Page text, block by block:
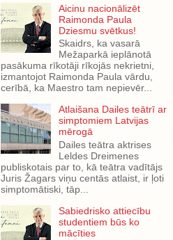
Aicinu nacionālizēt
Raimonda Paula
Dziesmu svētkus!
Skaidrs, ka vasarā
Mežaparkā ieplānotā
pasākuma rīkotāji rīkojās nekrietni,
izmantojot Raimonda Paula vārdu,
cerībā, ka Maestro tam nepievēr...
Atlaišana Dailes teātrī ar
simptomiem Latvijas
mērogā
Dailes teātra aktrises
Leldes Dreimenes
publiskotais par to, kā teātra vadītājs
Juris Žagars viņu centās atlaist, ir ļoti
simptomātiski, tāp...
Sabiedrisko attiecību
studentiem būs ko
mācīties